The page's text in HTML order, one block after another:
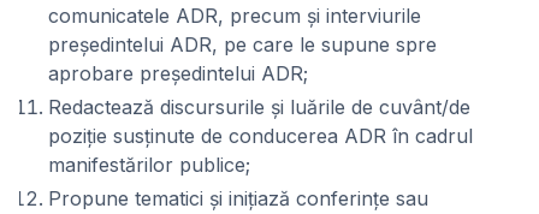
comunicatele ADR, precum și interviurile
președintelui ADR, pe care le supune spre
aprobare președintelui ADR;
Redactează discursurile și luările de cuvânt/de
poziție susținute de conducerea ADR în cadrul
manifestărilor publice;
Propune tematici și inițiază conferințe sau